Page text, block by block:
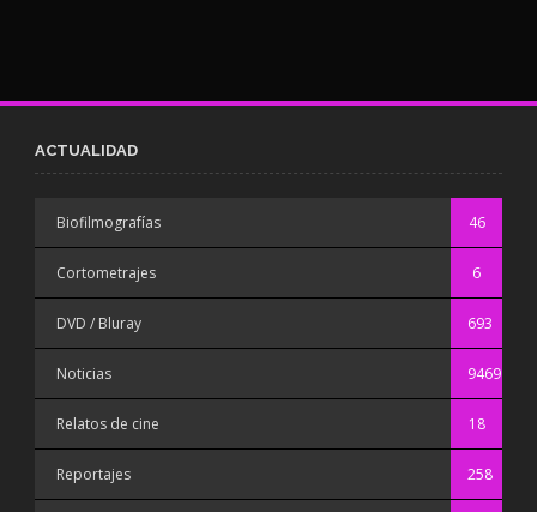
ACTUALIDAD
Biofilmografías 46
Cortometrajes 6
DVD / Bluray 693
Noticias 9469
Relatos de cine 18
Reportajes 258